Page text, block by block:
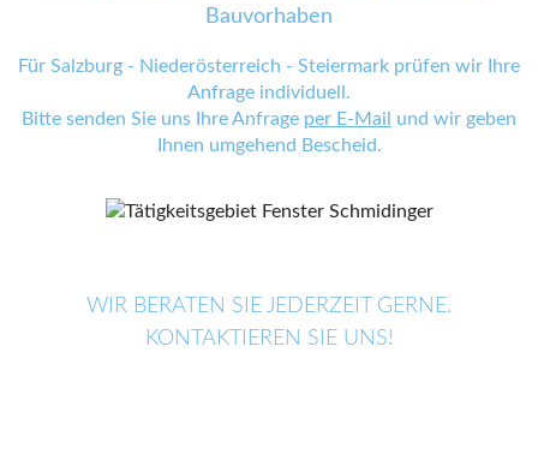
Bauvorhaben
Für Salzburg - Niederösterreich - Steiermark prüfen wir Ihre
Anfrage individuell.
Bitte senden Sie uns Ihre Anfrage per E-Mail
und wir geben
Ihnen umgehend Bescheid.
WIR BERATEN SIE JEDERZEIT GERNE.
KONTAKTIEREN SIE UNS!